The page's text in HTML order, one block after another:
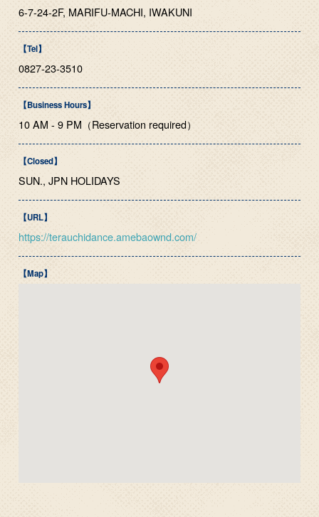
6-7-24-2F, MARIFU-MACHI, IWAKUNI
【Tel】
0827-23-3510
【Business Hours】
10 AM - 9 PM（Reservation required）
【Closed】
SUN., JPN HOLIDAYS
【URL】
https://terauchidance.amebaownd.com/
【Map】